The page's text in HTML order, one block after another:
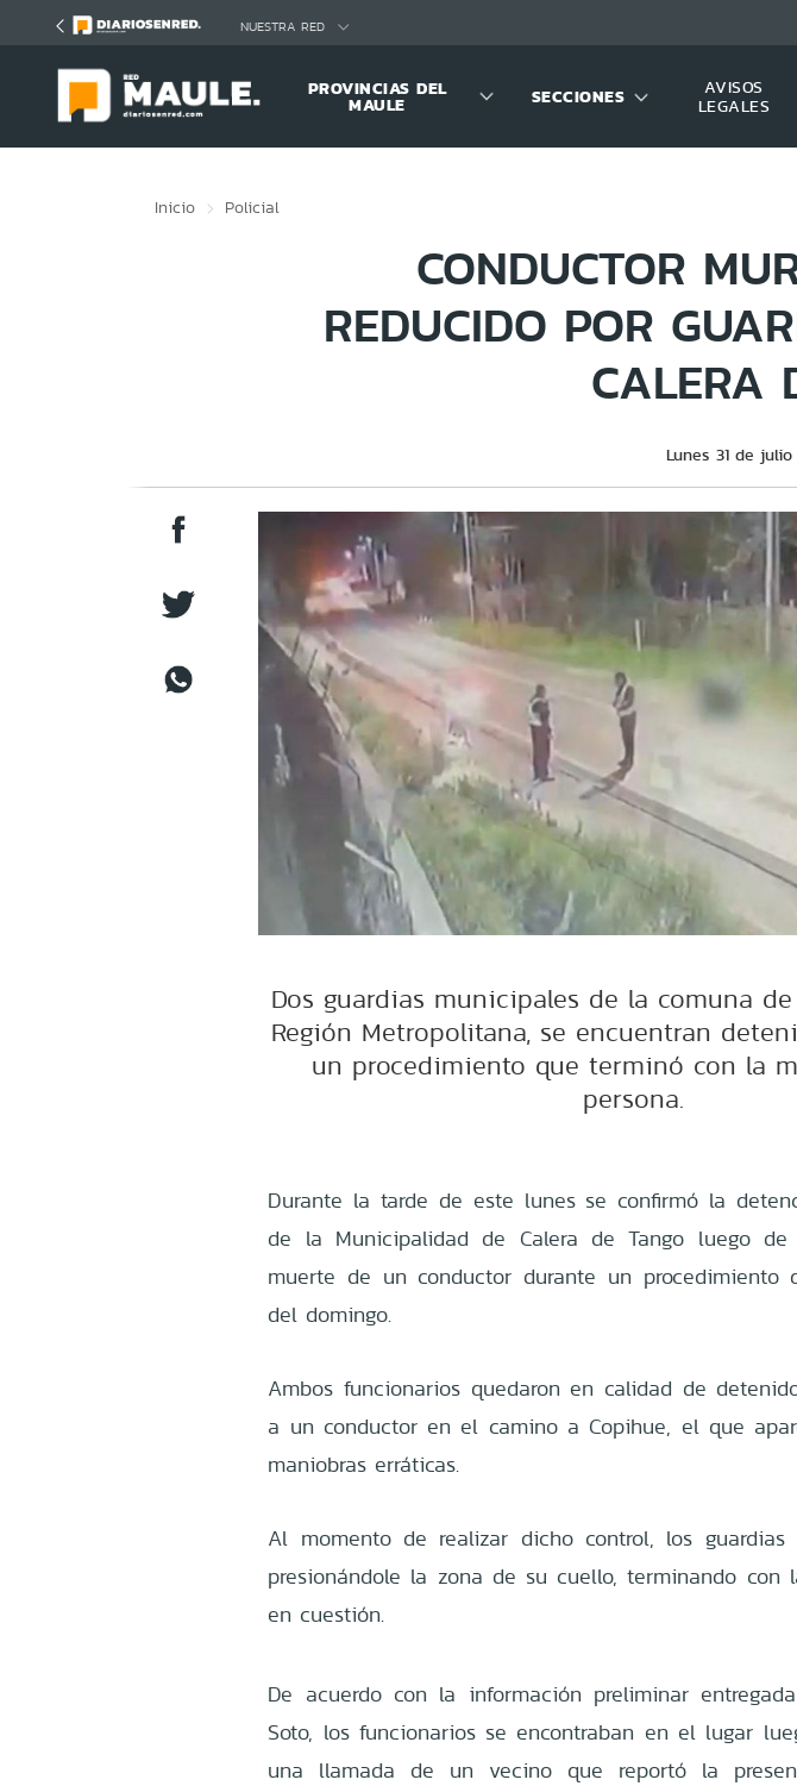
NUESTRA RED
PROVINCIAS DEL
MAULE SECCIONES
AVISOS
LEGALES
Inicio Policial
CONDUCTOR
REDUCIDO POR
CALERA
Lunes 31 de
Dos guardias municipales de la comuna de
Región Metropolitana, se encuentran
un procedimiento que terminó con la
persona.
Durante la tarde de este lunes se confirmó la
de la Municipalidad de Calera de Tango luego
muerte de un conductor durante un procedimiento
del domingo.
Ambos funcionarios quedaron en calidad de
a un conductor en el camino a Copihue, el que
maniobras erráticas.
Al momento de realizar dicho control, los guardias
presionándole la zona de su cuello, terminando con
en cuestión.
De acuerdo con la información preliminar
Soto, los funcionarios se encontraban en el lugar
una llamada de un vecino que reportó la